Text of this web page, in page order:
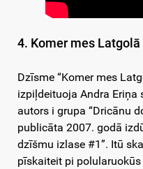
4. Komer mes Latgolā
Dzīsme “Komer mes
izpiļdeituoja Andra Eriņa
autors i grupa “Dricānu
publicāta 2007. godā
dzīšmu izlase #1”. Itū
pīskaiteit pi